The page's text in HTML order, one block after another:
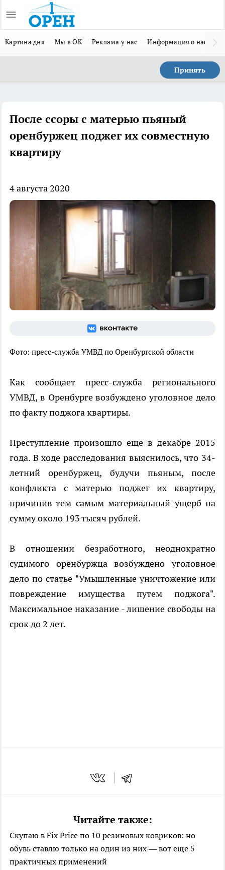
Картина дня Мы в ОК Реклама у нас Информация о нас
Принять
После ссоры с матерью пьяный
оренбуржец поджег их совместную
квартиру
4 августа 2020
Фото: пресс-служба УМВД по Оренбургской области
Как сообщает пресс-служба регионального
УМВД, в Оренбурге возбуждено уголовное дело
по факту поджога квартиры.
Преступление произошло еще в декабре 2015
года. В ходе расследования выяснилось, что 34-
летний оренбуржец, будучи пьяным, после
конфликта с матерью поджег их квартиру,
причинив тем самым материальный ущерб на
сумму около 193 тысяч рублей.
В отношении безработного, неоднократно
судимого оренбуржца возбуждено уголовное
дело по статье "Умышленные уничтожение или
повреждение имущества путем поджога".
Максимальное наказание - лишение свободы на
срок до 2 лет.
Читайте также:
Скупаю в Fix Price по 10 резиновых ковриков: но
обувь ставлю только на один из них — вот еще 5
практичных применений